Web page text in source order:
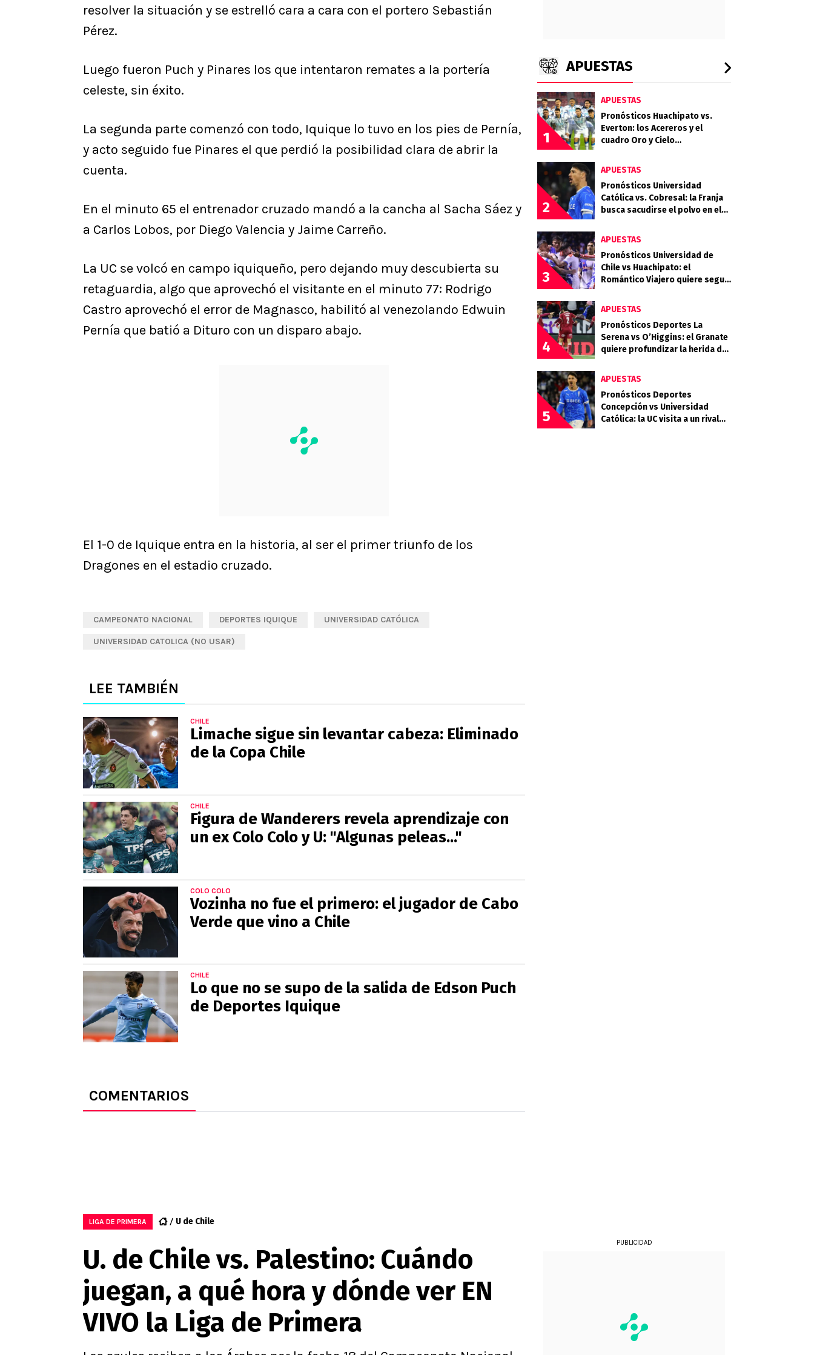
resolver la situación y se estrelló cara a cara con el portero Sebastián
Pérez.
Luego fueron Puch y Pinares los que intentaron remates a la portería
celeste, sin éxito.
La segunda parte comenzó con todo, Iquique lo tuvo en los pies de Pernía,
y acto seguido fue Pinares el que perdió la posibilidad clara de abrir la
cuenta.
En el minuto 65 el entrenador cruzado mandó a la cancha al Sacha Sáez y
a Carlos Lobos, por Diego Valencia y Jaime Carreño.
La UC se volcó en campo iquiqueño, pero dejando muy descubierta su
retaguardia, algo que aprovechó el visitante en el minuto 77: Rodrigo
Castro aprovechó el error de Magnasco, habilitó al venezolando Edwuin
Pernía que batió a Dituro con un disparo abajo.
El 1-0 de Iquique entra en la historia, al ser el primer triunfo de los
Dragones en el estadio cruzado.
CAMPEONATO NACIONAL DEPORTES IQUIQUE UNIVERSIDAD CATÓLICA
UNIVERSIDAD CATOLICA (NO USAR)
LEE TAMBIÉN
CHILE
Limache sigue sin levantar cabeza: Eliminado
de la Copa Chile
CHILE
Figura de Wanderers revela aprendizaje con
un ex Colo Colo y U: "Algunas peleas..."
COLO COLO
Vozinha no fue el primero: el jugador de Cabo
Verde que vino a Chile
CHILE
Lo que no se supo de la salida de Edson Puch
de Deportes Iquique
COMENTARIOS
APUESTAS
1
APUESTAS
Pronósticos Huachipato vs.
Everton: los Acereros y el
cuadro Oro y Cielo
por la fecha 18
2
APUESTAS
Pronósticos Universidad
Católica vs. Cobresal: la Franja
busca sacudirse el polvo en el
3
APUESTAS
Pronósticos Universidad de
Chile vs Huachipato: el
Romántico Viajero quiere seguir
4
APUESTAS
Pronósticos Deportes La
Serena vs O’Higgins: el Granate
quiere profundizar la herida del
5
APUESTAS
Pronósticos Deportes
Concepción vs Universidad
Católica: la UC visita a un rival
LIGA DE PRIMERA U de Chile
U. de Chile vs. Palestino: Cuándo
juegan, a qué hora y dónde ver EN
VIVO la Liga de Primera
PUBLICIDAD